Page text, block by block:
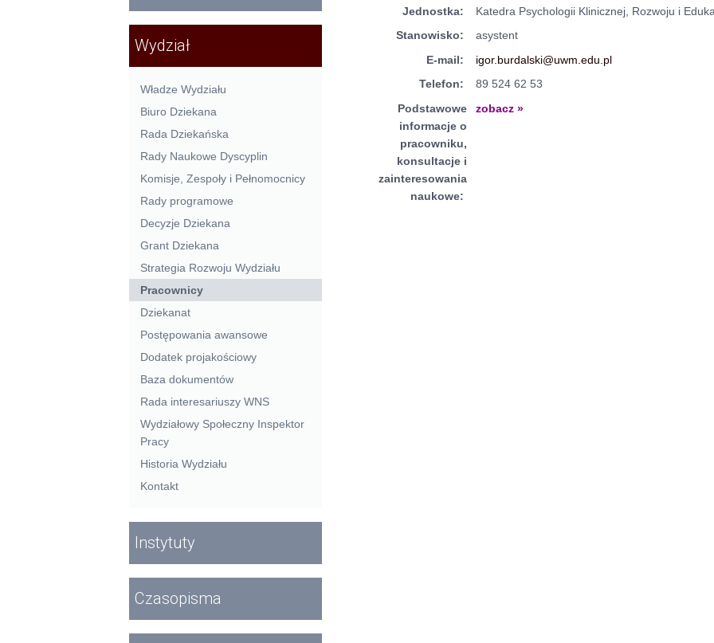
Wydział
Władze Wydziału
Biuro Dziekana
Rada Dziekańska
Rady Naukowe Dyscyplin
Komisje, Zespoły i Pełnomocnicy
Rady programowe
Decyzje Dziekana
Grant Dziekana
Strategia Rozwoju Wydziału
Pracownicy
Dziekanat
Postępowania awansowe
Dodatek projakościowy
Baza dokumentów
Rada interesariuszy WNS
Wydziałowy Społeczny Inspektor
Pracy
Historia Wydziału
Kontakt
Instytuty
Czasopisma
Jednostka:
Katedra Psychologii Klinicznej, Rozwoju i
Stanowisko:
asystent
E-mail:
igor.burdalski@uwm.edu.pl
Telefon:
89 524 62 53
Podstawowe
informacje o
pracowniku,
konsultacje i
zainteresowania
naukowe:
zobacz »